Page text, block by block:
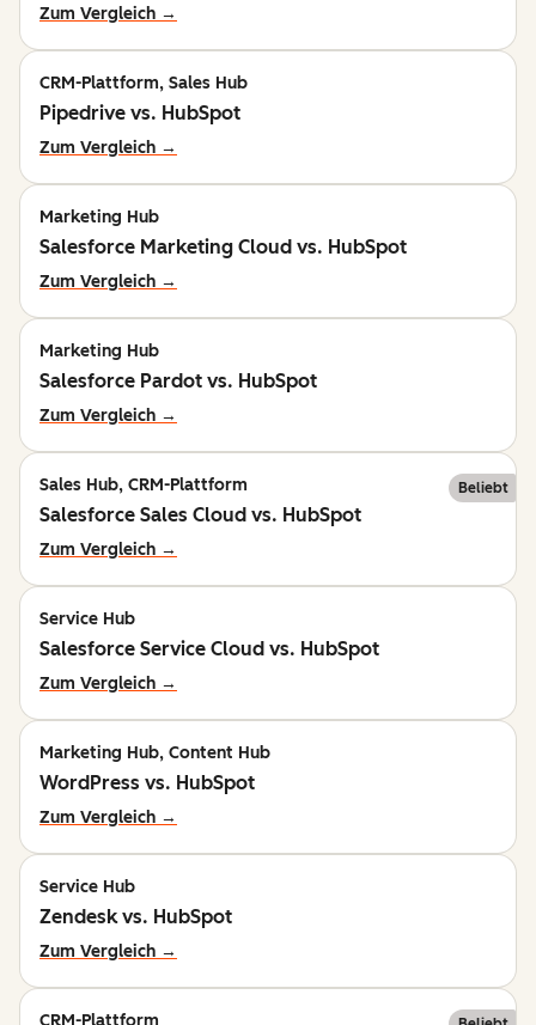
Zum Vergleich →
CRM-Plattform, Sales Hub
Pipedrive vs. HubSpot
Zum Vergleich →
Marketing Hub
Salesforce Marketing Cloud vs. HubSpot
Zum Vergleich →
Marketing Hub
Salesforce Pardot vs. HubSpot
Zum Vergleich →
Sales Hub, CRM-Plattform Beliebt
Salesforce Sales Cloud vs. HubSpot
Zum Vergleich →
Service Hub
Salesforce Service Cloud vs. HubSpot
Zum Vergleich →
Marketing Hub, Content Hub
WordPress vs. HubSpot
Zum Vergleich →
Service Hub
Zendesk vs. HubSpot
Zum Vergleich →